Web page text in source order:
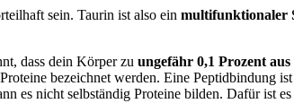
sein. Taurin ist also ein multifunktionaler
dass dein Körper zu ungefähr 0,1 Prozent
bezeichnet werden. Eine Peptidbindung
es nicht selbständig Proteine bilden. Dafür ist